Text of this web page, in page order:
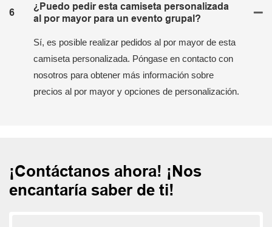
6
¿Puedo pedir esta camiseta personalizada
al por mayor para un evento grupal?
Sí, es posible realizar pedidos al por mayor de esta
camiseta personalizada. Póngase en contacto con
nosotros para obtener más información sobre
precios al por mayor y opciones de personalización.
¡Contáctanos ahora! ¡Nos
encantaría saber de ti!